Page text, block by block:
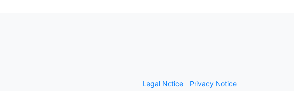
Legal Notice Privacy Notice